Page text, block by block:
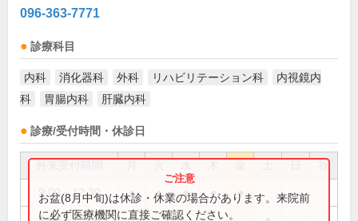
096-363-7771
診療科目
内科 消化器科 外科 リハビリテーション科
内視鏡内
科
胃腸内科 肝臓内科
診療/受付時間・休診日
祝
9:00～12:30 ● ● ● ● ●
お盆(8月中旬)は休診・休業の場合があります。来院前
に必ず医療機関に直接ご確認ください。